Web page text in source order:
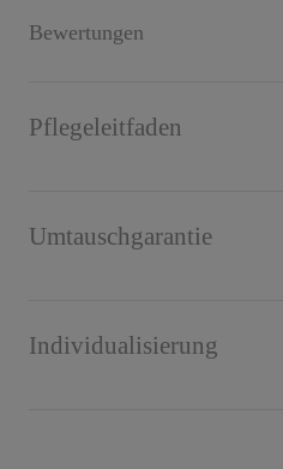
Bewertungen
Pflegeleitfaden
Umtauschgarantie
Individualisierung